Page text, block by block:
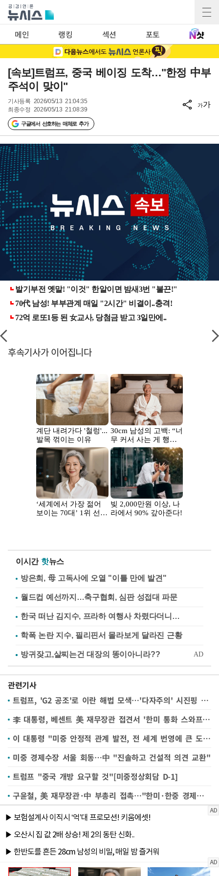
메인 랭킹 섹션 포토
[속보]트럼프, 중국 베이징 도착…"한정 中부
주석이 맞이"
기사등록 2026/05/13 21:04:35
최종수정 2026/05/13 21:08:39
구글에서 선호하는 매체로 추가
가가
후속기사가 이어집니다
이시간 핫뉴스
방은희, 母 고독사에 오열 "이틀 만에 발견"
월드컵 예선까지…축구협회, 심판 성접대 파문
한국 떠난 김지수, 프라하 여행사 차렸다더니…
학폭 논란 지수, 필리핀서 몰라보게 달라진 근황
관련기사
트럼프, 'G2 공조'로 이란 해법 모색…'다자주의' 시진핑 응할까
李 대통령, 베센트 美 재무장관 접견서 '한미 통화 스와프' 언급
이 대통령 "미중 안정적 관계 발전, 전 세계 번영에 큰 도움될 것"(종합)
미중 경제수장 서울 회동…中 "진솔하고 건설적 의견 교환"
트럼프 "중국 개방 요구할 것"[미중정상회담 D-1]
구윤철, 美 재무장관·中 부총리 접촉…"한미·한중 경제협력 강화"